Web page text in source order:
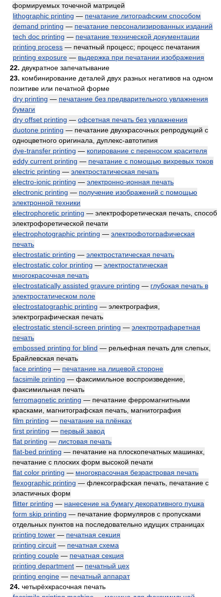
формируемых точечной матрицей
lithographic printing — печатание литографским способом
demand printing — печатание персонализированных изданий
tech doc printing — печатание технической документации
printing process — печатный процесс; процесс печатания
printing exposure — выдержка при печатании изображения
22. двукратное запечатывание
23. комбинирование деталей двух разных негативов на одном
позитиве или печатной форме
dry printing — печатание без предварительного увлажнения
бумаги
dry offset printing — офсетная печать без увлажнения
duotone printing — печатание двухкрасочных репродукций с
одноцветного оригинала, дуплекс-автотипия
dye-transfer printing — копирование с переносом красителя
eddy current printing — печатание с помощью вихревых токов
electric printing — электростатическая печать
electro-ionic printing — электронно-ионная печать
electronic printing — получение изображений с помощью
электронной техники
electrophoretic printing — электрофоретическая печать, способ
электрофоретической печати
electrophotographic printing — электрофотографическая
печать
electrostatic printing — электростатическая печать
electrostatic color printing — электростатическая
многокрасочная печать
electrostatically assisted gravure printing — глубокая печать в
электростатическом поле
electrostatographic printing — электрография,
электрографическая печать
electrostatic stencil-screen printing — электротрафаретная
печать
embossed printing for blind — рельефная печать для слепых,
Брайлевская печать
face printing — печатание на лицевой стороне
facsimile printing — факсимильное воспроизведение,
факсимильная печать
ferromagnetic printing — печатание ферромагнитными
красками, магнитографская печать, магнитография
film printing — печатание на плёнках
first printing — первый завод
flat printing — листовая печать
flat-bed printing — печатание на плоскопечатных машинах,
печатание с плоских форм высокой печати
flat color printing — многокрасочная безрастровая печать
flexographic printing — флексографская печать, печатание с
эластичных форм
flitter printing — нанесение на бумагу декоративного пушка
form skip printing — печатание формуляров с пропусками
отдельных пунктов на последовательно идущих страницах
printing tower — печатная секция
printing circuit — печатная схема
printing couple — печатная секция
printing department — печатный цех
printing engine — печатный аппарат
24. четырёхкрасочная печать